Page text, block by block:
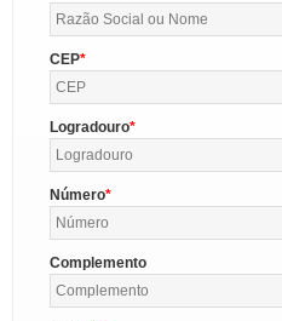
CEP
Logradouro
Número
Complemento